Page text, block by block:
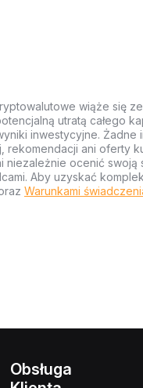
wiąże się ze
utratą całego
inwestycyjne. Żadne
rekomendacji ani oferty
ocenić swoją
Aby uzyskać
Warunkami
Obsługa